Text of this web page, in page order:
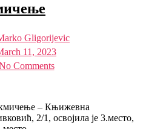
Gligorijevic
11, 2023
Commentson
Такмичење
– Књижевна
2/1, освојила је 3.место,